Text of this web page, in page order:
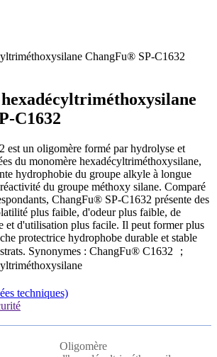
ChangFu® SP-C1632
C1632
est un oligomère formé par hydrolyse et
du monomère hexadécyltriméthoxysilane,
hydrophobie du groupe alkyle à longue
du groupe méthoxy silane. Comparé
ChangFu® SP-C1632 présente des
plus faible, d'odeur plus faible, de
et d'utilisation plus facile. Il peut former plus
protectrice hydrophobe durable et stable
Synonymes : ChangFu® C1632 ；
techniques)
Oligomère